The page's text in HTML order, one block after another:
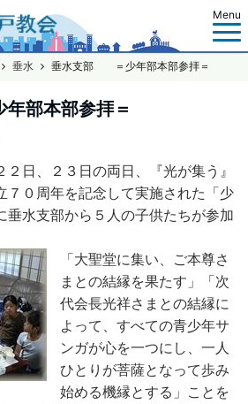
Menu
垂水 垂水支部 ＝少年部本部参拝＝
部本部参拝＝
日、２３日の両日、『光が集う』
７０周年を記念して実施された「少
水支部から５人の子供たちが参加
「大聖堂に集い、ご本尊さ
まとの結縁を果たす」「次
代会長光祥さまとの結縁に
よって、すべての青少年サ
ンガが心を一つにし、一人
ひとりが菩薩となって歩み
始める機縁とする」ことを